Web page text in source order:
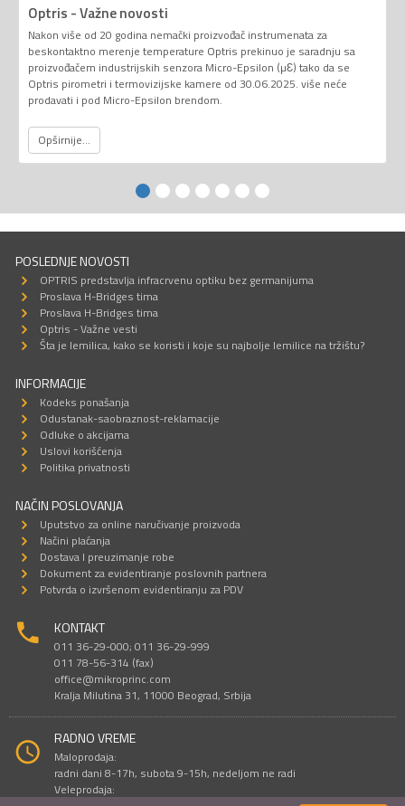
Optris - Važne novosti
Nakon više od 20 godina nemački proizvođač instrumenata za
beskontaktno merenje temperature Optris prekinuo je saradnju sa
proizvođačem industrijskih senzora Micro-Epsilon (µƐ) tako da se
Optris pirometri i termovizijske kamere od 30.06.2025. više neće
prodavati i pod Micro-Epsilon brendom.
Opširnije...
POSLEDNJE NOVOSTI
OPTRIS predstavlja infracrvenu optiku bez germanijuma
Proslava H-Bridges tima
Proslava H-Bridges tima
Optris - Važne vesti
Šta je lemilica, kako se koristi i koje su najbolje lemilice na tržištu?
INFORMACIJE
Kodeks ponašanja
Odustanak-saobraznost-reklamacije
Odluke o akcijama
Uslovi korišćenja
Politika privatnosti
NAČIN POSLOVANJA
Uputstvo za online naručivanje proizvoda
Načini plaćanja
Dostava I preuzimanje robe
Dokument za evidentiranje poslovnih partnera
Potvrda o izvršenom evidentiranju za PDV
KONTAKT
011 36-29-000; 011 36-29-999
011 78-56-314 (fax)
office@mikroprinc.com
Kralja Milutina 31, 11000 Beograd, Srbija
RADNO VREME
Maloprodaja:
radni dani 8-17h, subota 9-15h, nedeljom ne radi
Veleprodaja: